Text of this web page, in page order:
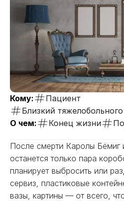
Кому:
Пациент
Близкий
О чем:
Конец жизни
После смерти Каролы Бёмиг
останется только пара
планирует выбросить или
сервиз, пластиковые
вазы, картины — от всего,